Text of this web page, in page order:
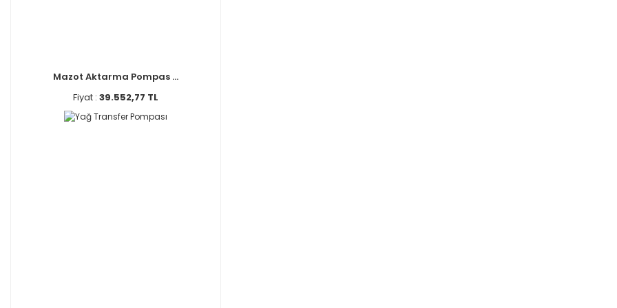
Mazot Aktarma Pompas ...
Fiyat : 39.552,77 TL